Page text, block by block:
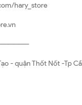
hary_store
- quận Thốt Nốt -Tp